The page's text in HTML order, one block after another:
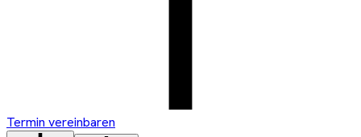
Termin vereinbaren